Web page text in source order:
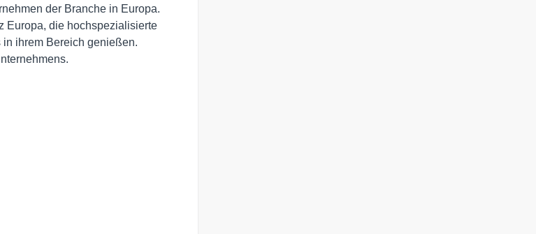
der Branche in Europa.
Europa, die hochspezialisierte
ihrem Bereich genießen.